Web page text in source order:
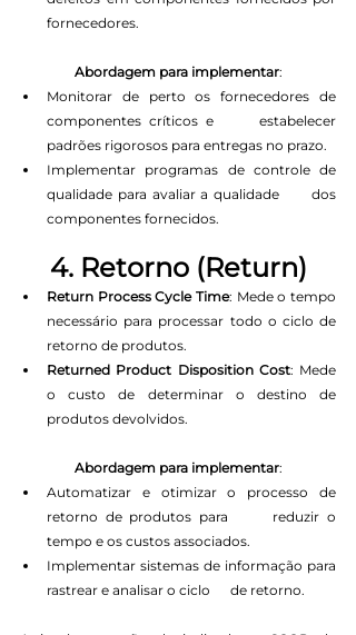
fornecedores.
Abordagem para implementar:
Monitorar de perto os fornecedores de
componentes críticos e      estabelecer
padrões rigorosos para entregas no prazo.
Implementar programas de controle de
qualidade para avaliar a qualidade      dos
componentes fornecidos.
4. Retorno (Return)
Return Process Cycle Time: Mede o tempo
necessário para processar todo o ciclo de
retorno de produtos.
Returned Product Disposition Cost: Mede
o custo de determinar o destino de
produtos devolvidos.
Abordagem para implementar:
Automatizar e otimizar o processo de
retorno de produtos para      reduzir o
tempo e os custos associados.
Implementar sistemas de informação para
rastrear e analisar o ciclo      de retorno.